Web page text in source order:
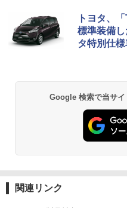
トヨタ、
標準装備
タ特別仕様
Google 検索で当サイ
関連リンク